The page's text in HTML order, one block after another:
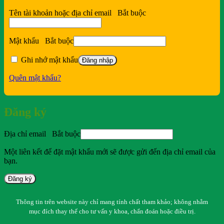
Tên tài khoản hoặc địa chỉ email Bắt buộc
Mật khẩu Bắt buộc
Ghi nhớ mật khẩu Đăng nhập
Quên mật khẩu?
Đăng ký
Địa chỉ email Bắt buộc
Một liên kết để đặt mật khẩu mới sẽ được gửi đến địa chỉ email của
bạn.
Đăng ký
Thông tin trên website này chỉ mang tính chất tham khảo; không nhằm
mục đích thay thế cho tư vấn y khoa, chẩn đoán hoặc điều trị.